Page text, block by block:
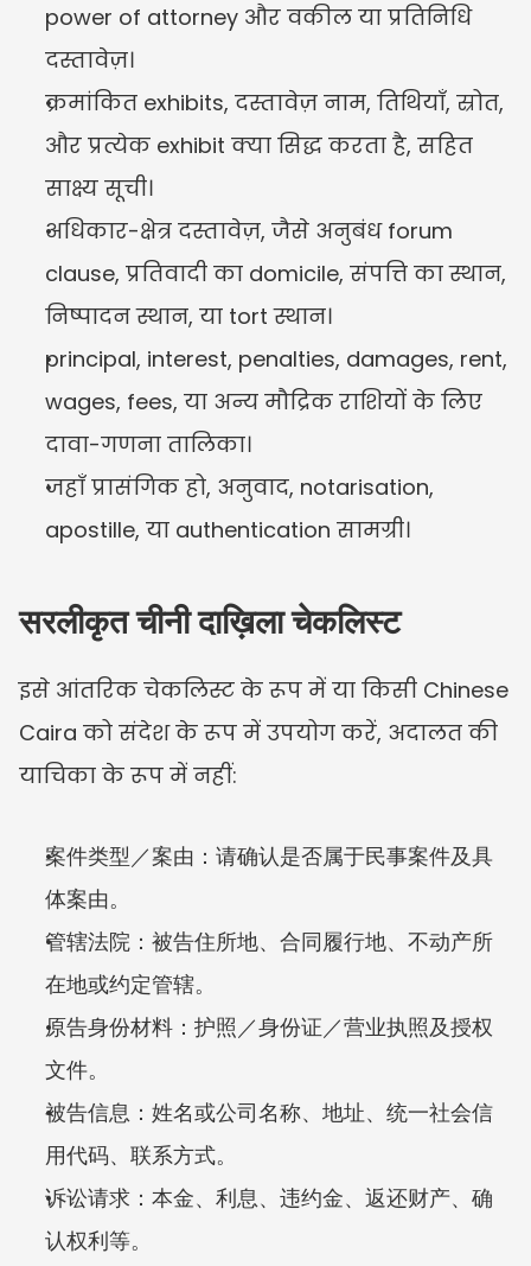
power of attorney और वकील या प्रतिनिधि
दस्तावेज़।
क्रमांकित exhibits, दस्तावेज़ नाम, तिथियाँ, स्रोत,
और प्रत्येक exhibit क्या सिद्ध करता है, सहित
साक्ष्य सूची।
अधिकार-क्षेत्र दस्तावेज़, जैसे अनुबंध forum
clause, प्रतिवादी का domicile, संपत्ति का स्थान,
निष्पादन स्थान, या tort स्थान।
principal, interest, penalties, damages, rent,
wages, fees, या अन्य मौद्रिक राशियों के लिए
दावा-गणना तालिका।
जहाँ प्रासंगिक हो, अनुवाद, notarisation,
apostille, या authentication सामग्री।
सरलीकृत चीनी दाख़िला चेकलिस्ट
इसे आंतरिक चेकलिस्ट के रूप में या किसी Chinese
Caira को संदेश के रूप में उपयोग करें, अदालत की
याचिका के रूप में नहीं:
案件类型／案由：请确认是否属于民事案件及具
体案由。
管辖法院：被告住所地、合同履行地、不动产所
在地或约定管辖。
原告身份材料：护照／身份证／营业执照及授权
文件。
被告信息：姓名或公司名称、地址、统一社会信
用代码、联系方式。
诉讼请求：本金、利息、违约金、返还财产、确
认权利等。